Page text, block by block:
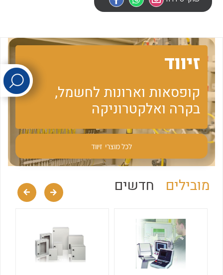
לכל מוצרי היצרן לכל מוצרי היצרן
זיווד
קופסאות וארונות לחשמל,
בקרה ואלקטרוניקה
לכל מוצרי זיווד
מובילים חדשים